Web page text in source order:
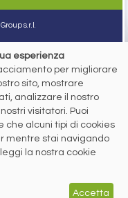
s.r.l.
SUI NOSTRI
esperienza
per migliorare
sito, mostrare
analizzare il nostro
visitatori. Puoi
che alcuni tipi di cookies
mentre stai navigando
la nostra cookie
Accetta